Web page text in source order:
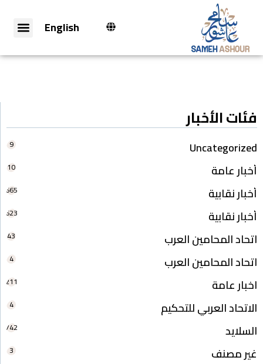
English
فئات الأخبار
Uncategorized
9
أخبار عامة 10
أخبار نقابية 665
أخبار نقابية 623
اتحاد المحامين العرب 43
اتحاد المحامين العرب 4
اخبار عامة 211
الاتحاد العربي للتحكيم 4
السلايد 742
غير مصنف 3